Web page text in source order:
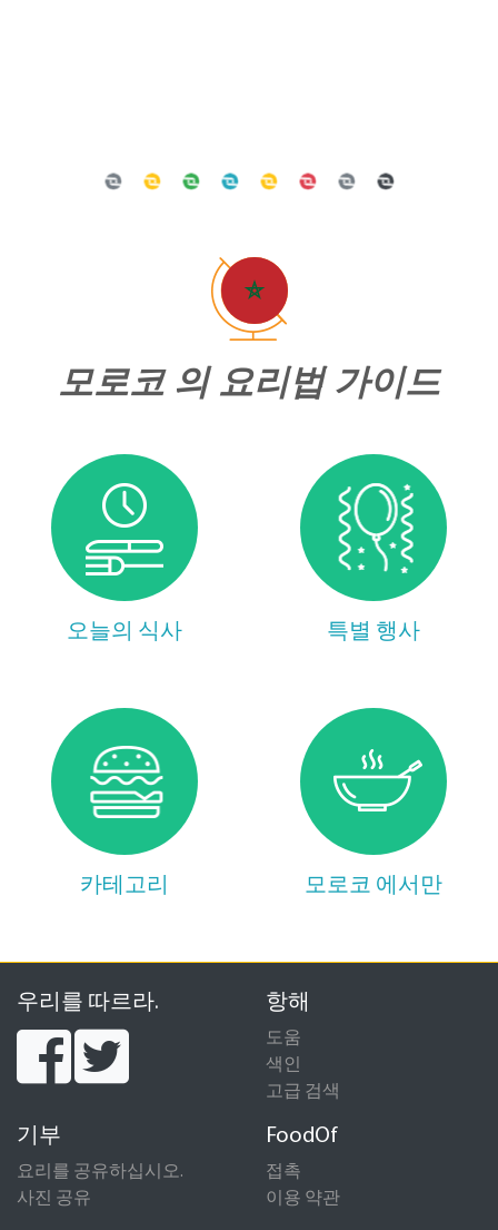
모로코 의 요리법 가이드
오늘의 식사 특별 행사
카테고리 모로코 에서만
우리를 따르라. 항해
도움
색인
고급 검색
기부
요리를 공유하십시오.
사진 공유
FoodOf
접촉
이용 약관